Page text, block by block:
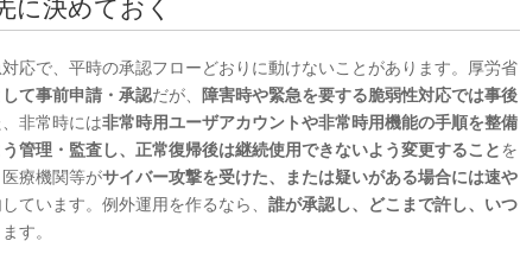
に決めておく
応で、平時の承認フローどおりに動けないことがあります。厚労省
して事前申請・承認だが、
障害時や緊急を要する脆弱性対応では事後
非常時には非常時用ユーザアカウントや非常時用機能の手順を整備
管理・監査し、正常復帰後は継続使用できないよう変更することを
療機関等がサイバー攻撃を受けた、または疑いがある場合には速や
ています。例外運用を作るなら、 誰が承認し、どこまで許し、いつ
す。